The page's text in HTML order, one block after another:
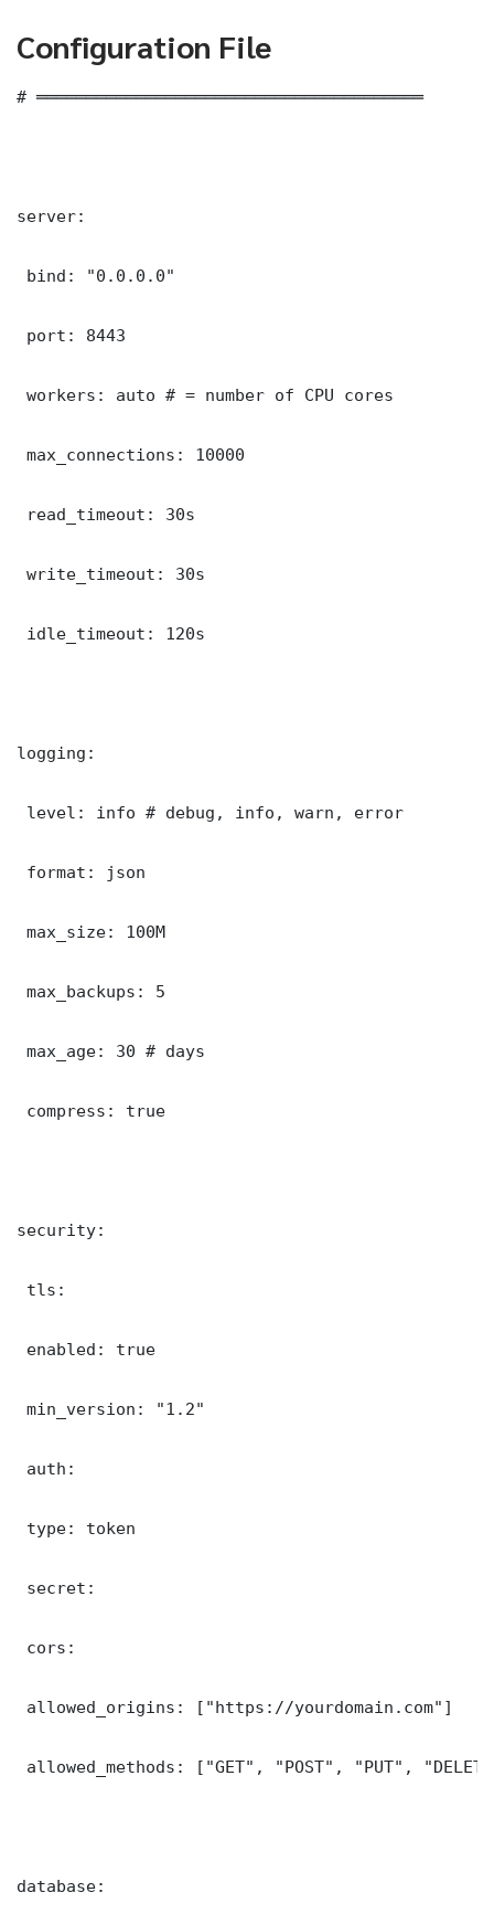
Configuration File
# ═══════════════════════════════════════
server:
bind: "0.0.0.0"
port: 8443
workers: auto # = number of CPU cores
max_connections: 10000
read_timeout: 30s
write_timeout: 30s
idle_timeout: 120s
logging:
level: info # debug, info, warn, error
format: json
max_size: 100M
max_backups: 5
max_age: 30 # days
compress: true
security:
tls:
enabled: true
min_version: "1.2"
auth:
type: token
secret:
cors:
allowed_origins: ["https://yourdomain.com"]
allowed_methods: ["GET", "POST", "PUT",
database: